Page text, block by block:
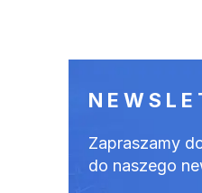
Zapraszamy
do naszego